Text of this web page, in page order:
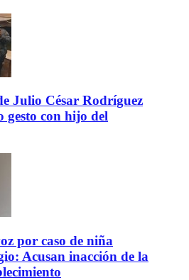
Julio César Rodríguez
gesto con hijo del
por caso de niña
Acusan inacción de la